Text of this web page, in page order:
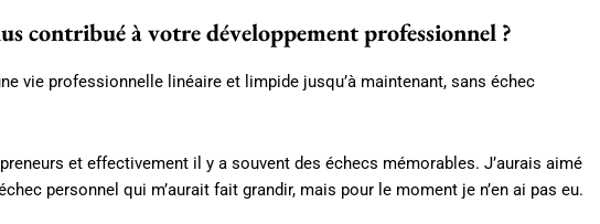
contribué à votre développement professionnel ?
vie professionnelle linéaire et limpide jusqu’à maintenant, sans échec
et effectivement il y a souvent des échecs mémorables. J’aurais aimé
personnel qui m’aurait fait grandir, mais pour le moment je n’en ai pas eu.